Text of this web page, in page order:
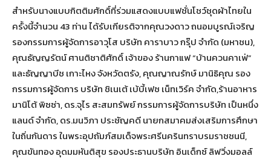
สำหรับนางแบบกิตติมศักดิ์ที่ร่วมแสดงแบบแฟชั่นโชว์ชุดผ้าไทยใน
ครั้งนี้จำนวน 43 ท่าน ได้รับเกียรติจากคุณวงดาว ถนอมบูรณ์เจริญ
รองกรรมการผู้จัดการอาวุโส บริษัท คาราบาว กรุ๊ป จำกัด (มหาชน),
คุณธัญญรัตน์ ศานติชาติศักดิ์ เจ้าของ ร้านกาแฟ “บ้านควนคาเฟ่”
และธัญญาบีช เกาะไหง จังหวัดตรัง, คุณญาณรักษ์ มานิธิคุณ รอง
กรรมการผู้จัดการ บริษัท ชิเนเต้ เบ้บี้เฟซ เน็ทเวิร์ค จำกัด,ร้านอาหาร
มานิโต้ พิซซ่า, ดร.จุไร สะสมทรัพย์ กรรมการผู้จัดการบริษัท เป็นหนึ่ง
แลนด์ จำกัด, ดร.มนวิภา ประชัญคดี นายกสมาคมส่งเสริมการศึกษา
ในถิ่นกันดาร ในพระอุปถัมภ์สมเด็จพระศรีนครินทราบรมราชชนนี,
คุณขันทอง อุดมมหันติสุข รองประธานบริษัท อินเด็กซ์ ลิฟวิ่งมอลล์